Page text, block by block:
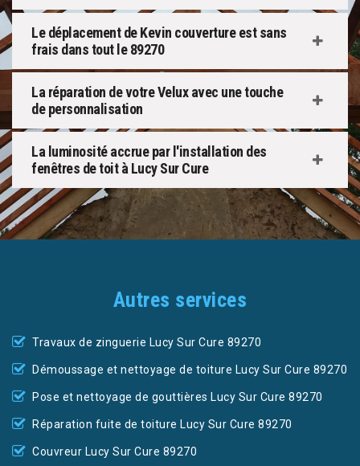
Le déplacement de Kevin couverture est sans
frais dans tout le 89270
La réparation de votre Velux avec une touche
de personnalisation
La luminosité accrue par l'installation des
fenêtres de toit à Lucy Sur Cure
Autres services
Travaux de zinguerie Lucy Sur Cure 89270
Démoussage et nettoyage de toiture Lucy Sur Cure 89270
Pose et nettoyage de gouttières Lucy Sur Cure 89270
Réparation fuite de toiture Lucy Sur Cure 89270
Couvreur Lucy Sur Cure 89270